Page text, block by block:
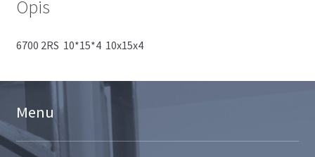
Opis
6700 2RS 10*15*4 10x15x4
Menu